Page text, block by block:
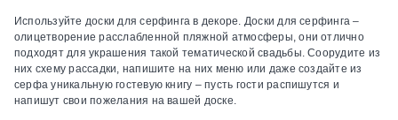
Используйте доски для серфинга в декоре. Доски для серфинга –
олицетворение расслабленной пляжной атмосферы, они отлично
подходят для украшения такой тематической свадьбы. Соорудите из
них схему рассадки, напишите на них меню или даже создайте из
серфа уникальную гостевую книгу – пусть гости распишутся и
напишут свои пожелания на вашей доске.